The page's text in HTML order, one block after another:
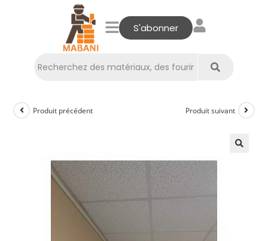
S'abonner
Produit précédent Produit suivant